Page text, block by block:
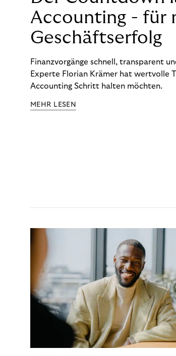
Accounting - für
Geschäftserfolg
Finanzvorgänge schnell, transparent
Experte Florian Krämer hat wertvolle
Accounting Schritt halten möchten.
MEHR LESEN